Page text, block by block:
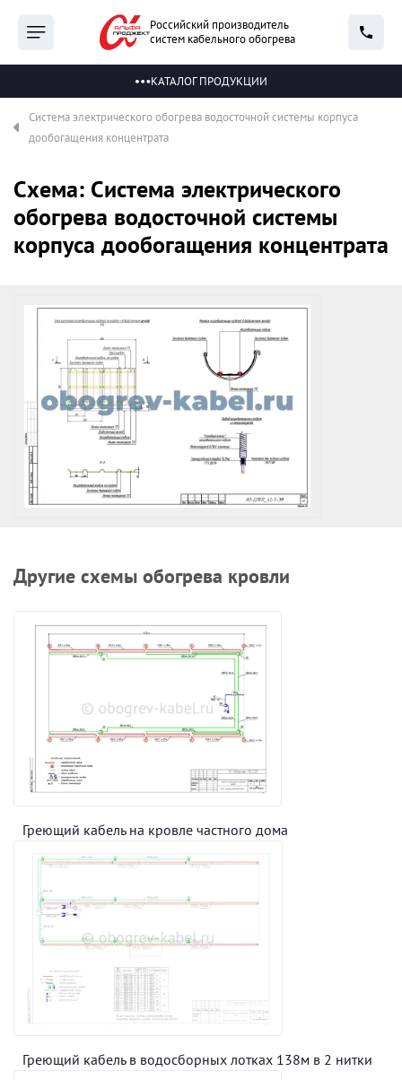
Российский производитель
систем кабельного обогрева
КАТАЛОГ ПРОДУКЦИИ
Система электрического обогрева водосточной системы корпуса
дообогащения концентрата
Схема: Система электрического
обогрева водосточной системы
корпуса дообогащения концентрата
Другие схемы обогрева кровли
Греющий кабель на кровле частного дома
Греющий кабель в водосборных лотках 138м в 2 нитки